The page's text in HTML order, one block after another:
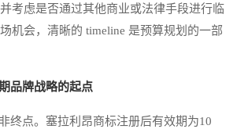
考虑是否通过其他商业或法律手段进行临
机会，清晰的 timeline 是预算规划的一部
品牌战略的起点
点。塞拉利昂商标注册后有效期为10